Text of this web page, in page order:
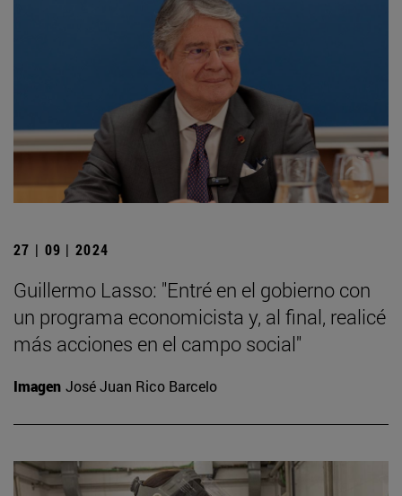
27 | 09 | 2024
Guillermo Lasso: "Entré en el gobierno con
un programa economicista y, al final, realicé
más acciones en el campo social"
Imagen José Juan Rico Barcelo